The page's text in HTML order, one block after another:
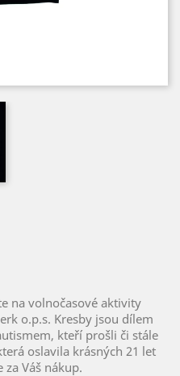
na volnočasové aktivity
o.p.s. Kresby jsou dílem
kteří prošli či stále
oslavila krásných 21 let
Váš nákup.